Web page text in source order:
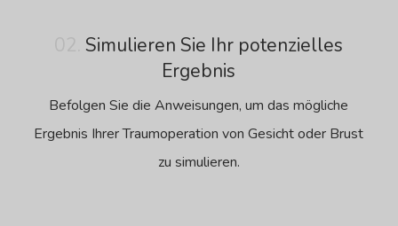
Simulieren Sie Ihr potenzielles
Ergebnis
Befolgen Sie die Anweisungen, um das mögliche
Ergebnis Ihrer Traumoperation von Gesicht oder Brust
zu simulieren.